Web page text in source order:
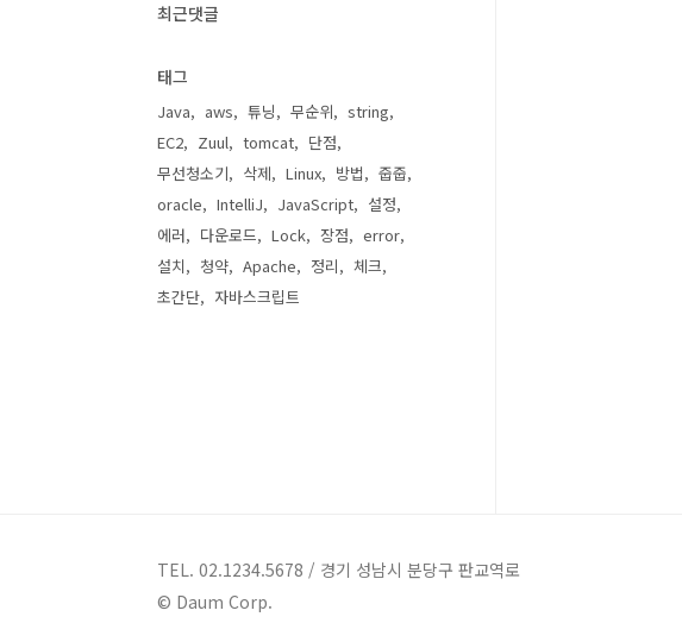
최근댓글
태그
Java aws 튜닝 무순위
string
EC2
Zuul tomcat
단점
무선청소기
삭제 Linux 방법
줍줍
oracle
IntelliJ JavaScript
설정
에러
다운로드 Lock 장점
error
설치
청약 Apache 정리
체크
초간단
자바스크립트
TEL. 02.1234.5678 / 경기 성남시 분당구 판교역로
© Daum Corp.